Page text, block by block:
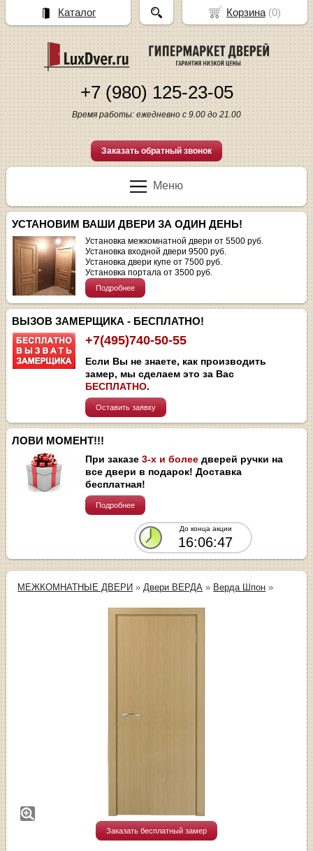
+7 (980) 125-23-05
Время работы: ежедневно с 9.00 до 21.00
Заказать обратный звонок
Меню
УСТАНОВИМ ВАШИ ДВЕРИ ЗА ОДИН ДЕНЬ!
Установка межкомнатной двери от 5500 руб.
Установка входной двери 9500 руб.
Установка двери купе от 7500 руб.
Установка портала от 3500 руб.
Подробнее
ВЫЗОВ ЗАМЕРЩИКА - БЕСПЛАТНО!
+7(495)740-50-55
Если Вы не знаете, как производить
замер, мы сделаем это за Вас
БЕСПЛАТНО.
Оставить заявку
ЛОВИ МОМЕНТ!!!
При заказе3-х и более дверей ручки на
все двери в подарок! Доставка
бесплатная!
Подробнее
До конца акции
16:06:47
МЕЖКОМНАТНЫЕ ДВЕРИ » Двери ВЕРДА » Верда Шпон »
Заказать бесплатный замер
Корзина(0)
Каталог